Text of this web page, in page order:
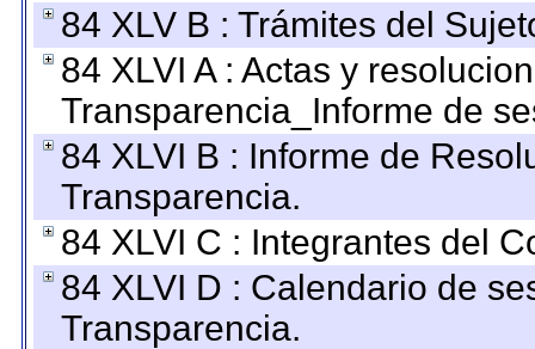
84 XLV B : Trámites del
84 XLVI A : Actas y
Transparencia_Informe de
84 XLVI B : Informe de
Transparencia.
84 XLVI C : Integrantes del
84 XLVI D : Calendario de
Transparencia.